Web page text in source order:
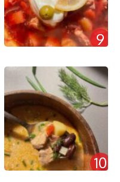
9
10